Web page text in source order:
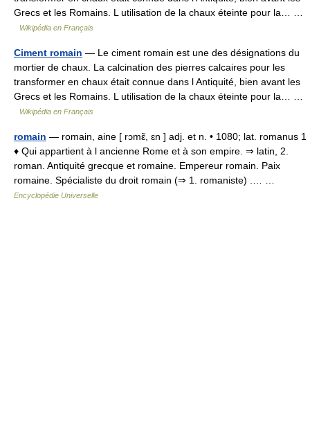
Grecs et les Romains. L utilisation de la chaux éteinte pour la… …
Wikipédia en Français
Ciment romain — Le ciment romain est une des désignations du
mortier de chaux. La calcination des pierres calcaires pour les
transformer en chaux était connue dans l Antiquité, bien avant les
Grecs et les Romains. L utilisation de la chaux éteinte pour la… …
Wikipédia en Français
romain — romain, aine [ rɔmɛ̃, ɛn ] adj. et n. • 1080; lat. romanus 1
♦ Qui appartient à l ancienne Rome et à son empire. ⇒ latin, 2.
roman. Antiquité grecque et romaine. Empereur romain. Paix
romaine. Spécialiste du droit romain (⇒ 1. romaniste) .… …
Encyclopédie Universelle